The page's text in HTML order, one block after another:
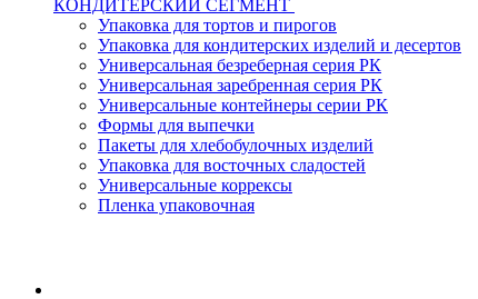
КОНДИТЕРСКИЙ СЕГМЕНТ
Упаковка для тортов и пирогов
Упаковка для кондитерских изделий и десертов
Универсальная безреберная серия РК
Универсальная заребренная серия РК
Универсальные контейнеры серии РК
Формы для выпечки
Пакеты для хлебобулочных изделий
Упаковка для восточных сладостей
Универсальные коррексы
Пленка упаковочная